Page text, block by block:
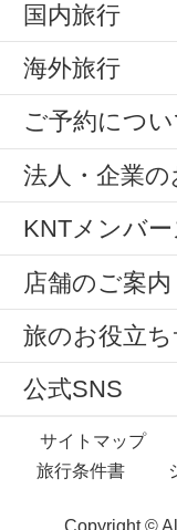
国内旅行
海外旅行
ご予約につい
法人・企業の
KNTメンバ
店舗のご案内
旅のお役立
公式SNS
サイトマップ
旅行条件書